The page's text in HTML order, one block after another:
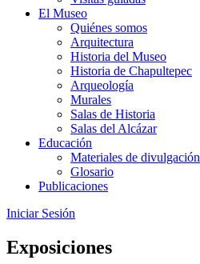
El Museo
Quiénes somos
Arquitectura
Historia del Museo
Historia de Chapultepec
Arqueología
Murales
Salas de Historia
Salas del Alcázar
Educación
Materiales de divulgación
Glosario
Publicaciones
Iniciar Sesión
Exposiciones